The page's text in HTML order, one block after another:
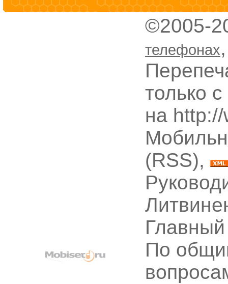
©2005-
телефонах
только
на
(RSS),
По